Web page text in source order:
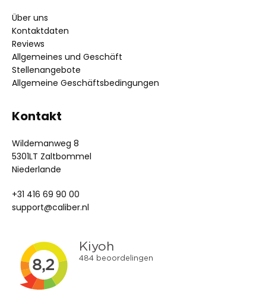
Über uns
Kontaktdaten
Reviews
Allgemeines und Geschäft
Stellenangebote
Allgemeine Geschäftsbedingungen
Kontakt
Wildemanweg 8
5301LT Zaltbommel
Niederlande
+31 416 69 90 00
support@caliber.nl